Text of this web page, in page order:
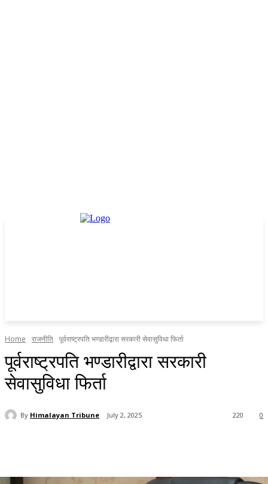
Home राजनीति पूर्वराष्ट्रपति भण्डारीद्वारा सरकारी सेवासुविधा फिर्ता
पूर्वराष्ट्रपति भण्डारीद्वारा सरकारी
सेवासुविधा फिर्ता
By Himalayan Tribune July 2, 2025 0
220